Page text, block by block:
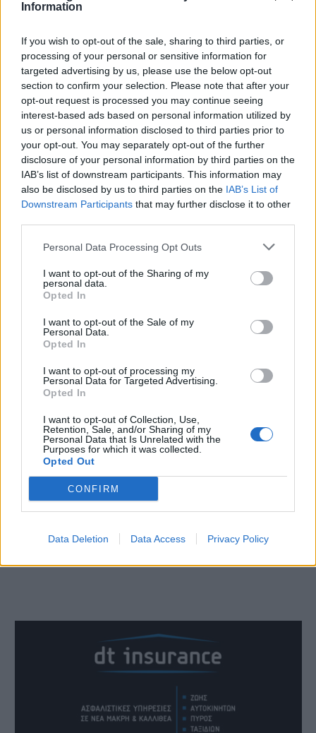
Information
If you wish to opt-out of the sale, sharing to third parties, or
processing of your personal or sensitive information for
targeted advertising by us, please use the below opt-out
section to confirm your selection. Please note that after your
opt-out request is processed you may continue seeing
interest-based ads based on personal information utilized by
us or personal information disclosed to third parties prior to
your opt-out. You may separately opt-out of the further
disclosure of your personal information by third parties on the
IAB’s list of downstream participants. This information may
also be disclosed by us to third parties on the IAB’s List of
Downstream Participants that may further disclose it to other
Personal Data Processing Opt Outs
I want to opt-out of the Sharing of my
personal data.
Opted In
I want to opt-out of the Sale of my
Personal Data.
Opted In
I want to opt-out of processing my
Personal Data for Targeted Advertising.
Opted In
I want to opt-out of Collection, Use,
Retention, Sale, and/or Sharing of my
Personal Data that Is Unrelated with the
Purposes for which it was collected.
Opted Out
CONFIRM
Data Deletion Data Access Privacy Policy
Πληροφορίες και δηλώσεις συμμετοχής: